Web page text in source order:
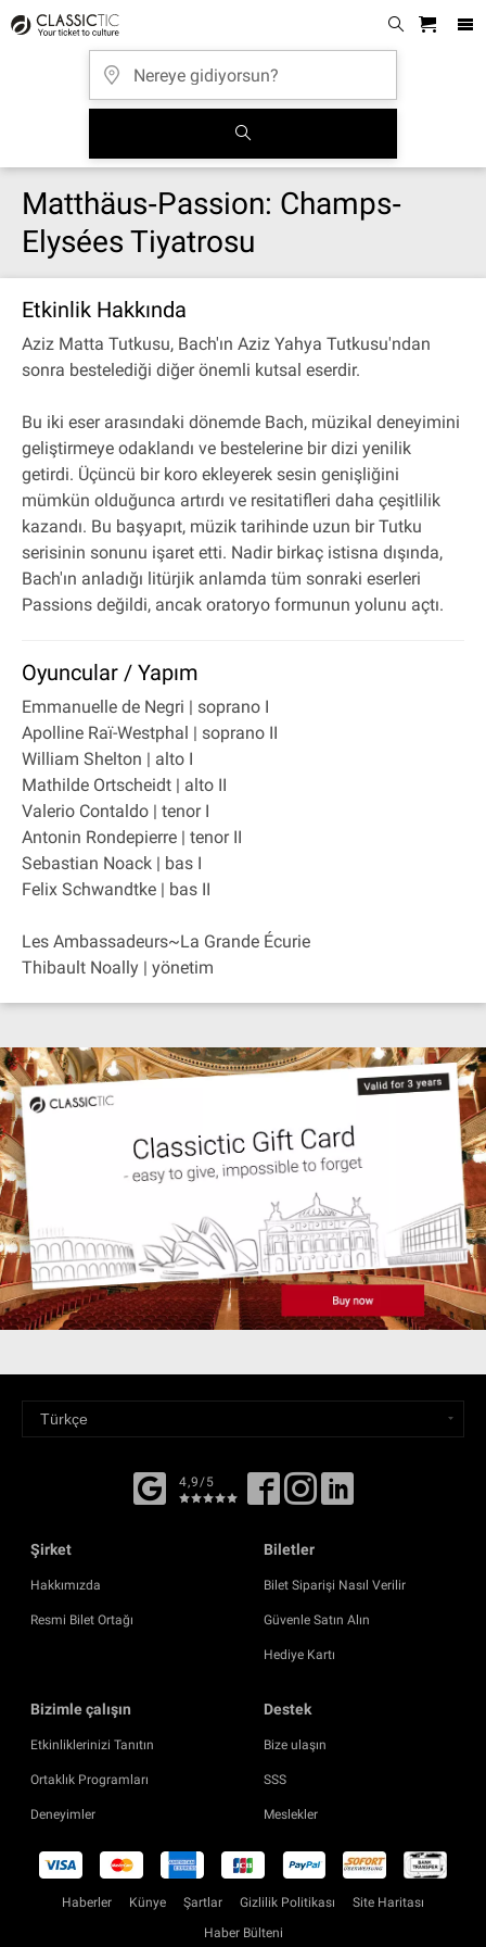
Matthäus‐Passion: Champs‐
Elysées Tiyatrosu
Etkinlik Hakkında
Aziz Matta Tutkusu, Bach'ın Aziz Yahya Tutkusu'ndan
sonra bestelediği diğer önemli kutsal eserdir.
Bu iki eser arasındaki dönemde Bach, müzikal deneyimini
geliştirmeye odaklandı ve bestelerine bir dizi yenilik
getirdi. Üçüncü bir koro ekleyerek sesin genişliğini
mümkün olduğunca artırdı ve resitatifleri daha çeşitlilik
kazandı. Bu başyapıt, müzik tarihinde uzun bir Tutku
serisinin sonunu işaret etti. Nadir birkaç istisna dışında,
Bach'ın anladığı litürjik anlamda tüm sonraki eserleri
Passions değildi, ancak oratoryo formunun yolunu açtı.
Oyuncular / Yapım
Emmanuelle de Negri | soprano I
Apolline Raï-Westphal | soprano II
William Shelton | alto I
Mathilde Ortscheidt | alto II
Valerio Contaldo | tenor I
Antonin Rondepierre | tenor II
Sebastian Noack | bas I
Felix Schwandtke | bas II
Les Ambassadeurs~La Grande Écurie
Thibault Noally | yönetim
4,9/5
Şirket
Hakkımızda
Resmi Bilet Ortağı
Biletler
Bilet Siparişi Nasıl Verilir
Güvenle Satın Alın
Hediye Kartı
Bizimle çalışın
Etkinliklerinizi Tanıtın
Ortaklık Programları
Deneyimler
Destek
Bize ulaşın
SSS
Meslekler
Haberler Künye Şartlar Gizlilik Politikası
Site Haritası
Haber Bülteni